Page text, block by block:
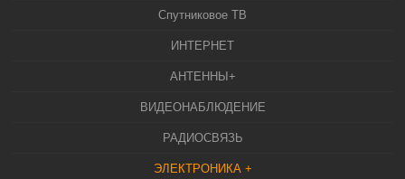
Спутниковое ТВ
ИНТЕРНЕТ
АНТЕННЫ+
ВИДЕОНАБЛЮДЕНИЕ
РАДИОСВЯЗЬ
ЭЛЕКТРОНИКА +